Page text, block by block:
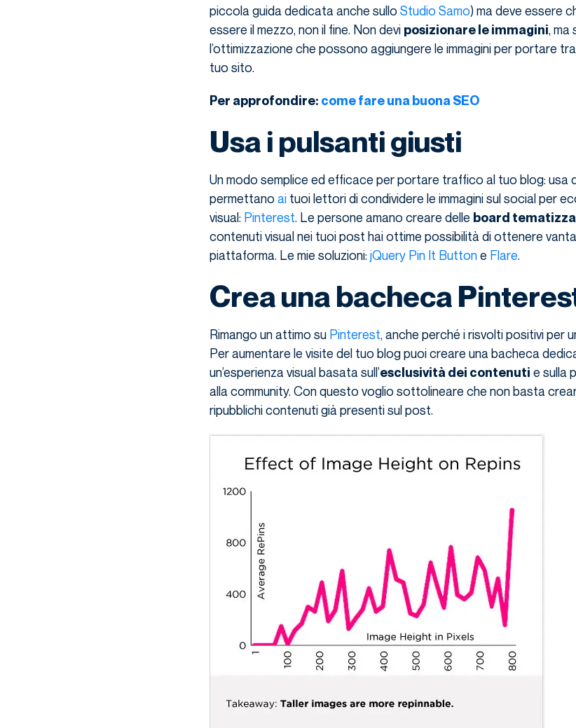
piccola guida dedicata anche sullo Studio Samo) ma deve essere
essere il mezzo, non il fine. Non devi posizionare le immagini, ma
l’ottimizzazione che possono aggiungere le immagini per portare
tuo sito.
Per approfondire: come fare una buona SEO
Usa i pulsanti giusti
Un modo semplice ed efficace per portare traffico al tuo blog: usa
permettano aituoi lettori di condividere le immagini sul social per
visual: Pinterest. Le persone amano creare delle board
contenuti visual nei tuoi post hai ottime possibilità di ottenere
piattaforma. Le mie soluzioni: jQuery Pin It Buttone Flare.
Crea una bacheca
Rimango un attimo su Pinterest, anche perché i risvolti positivi per
Per aumentare le visite del tuo blog puoi creare una bacheca
un’esperienza visual basata sull’esclusività dei contenuti e sulla
alla community. Con questo voglio sottolineare che non basta
ripubblichi contenuti già presenti sul post.